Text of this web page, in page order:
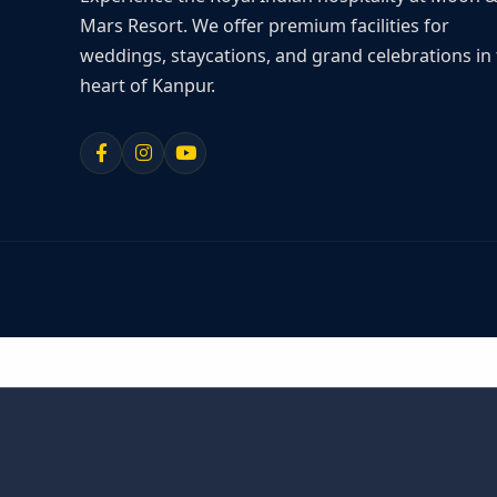
Mars Resort. We offer premium facilities for
weddings, staycations, and grand celebrations in
heart of Kanpur.